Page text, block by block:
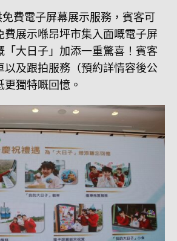
費電子屏幕展示服務，賓客可
費展示喺昂坪市集入面嘅電子屏
「大日子」加添一重驚喜！賓客
以及跟拍服務（預約詳情容後公
獨特嘅回憶。